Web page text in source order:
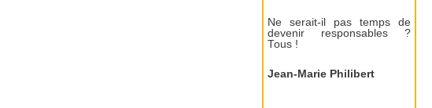
Ne serait-il pas temps de
devenir responsables ?
Tous !
Jean-Marie Philibert